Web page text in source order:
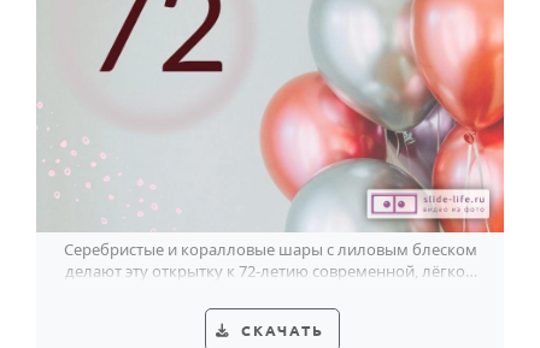
Серебристые и коралловые шары с лиловым блеском
делают эту открытку к 72-летию современной, лёгкой
СКАЧАТЬ